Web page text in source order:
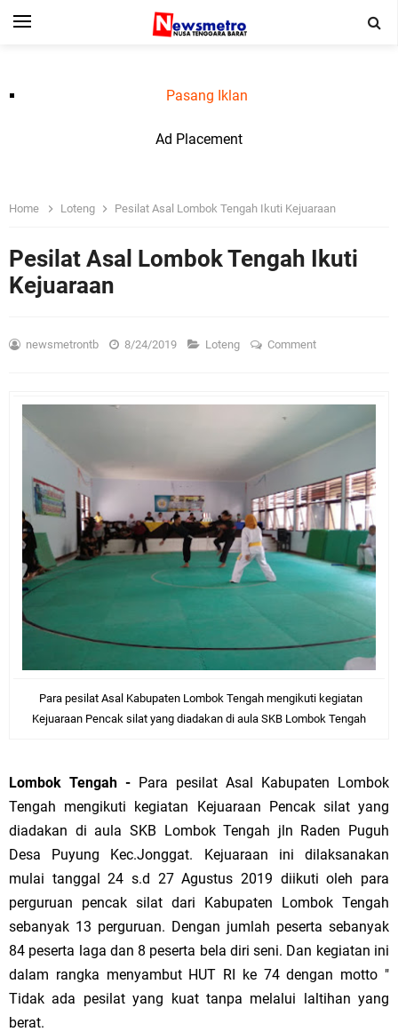
Pasang Iklan
Ad Placement
Home Loteng Pesilat Asal Lombok Tengah Ikuti Kejuaraan
Pesilat Asal Lombok Tengah Ikuti
Kejuaraan
newsmetrontb 8/24/2019 Loteng Comment
Para pesilat Asal Kabupaten Lombok Tengah mengikuti kegiatan
Kejuaraan Pencak silat yang diadakan di aula SKB Lombok Tengah
Lombok Tengah - Para pesilat Asal Kabupaten Lombok
Tengah mengikuti kegiatan Kejuaraan Pencak silat yang
diadakan di aula SKB Lombok Tengah jln Raden Puguh
Desa Puyung Kec.Jonggat. Kejuaraan ini dilaksanakan
mulai tanggal 24 s.d 27 Agustus 2019 diikuti oleh para
perguruan pencak silat dari Kabupaten Lombok Tengah
sebanyak 13 perguruan. Dengan jumlah peserta sebanyak
84 peserta laga dan 8 peserta bela diri seni. Dan kegiatan ini
dalam rangka menyambut HUT RI ke 74 dengan motto "
Tidak ada pesilat yang kuat tanpa melalui laltihan yang
berat.